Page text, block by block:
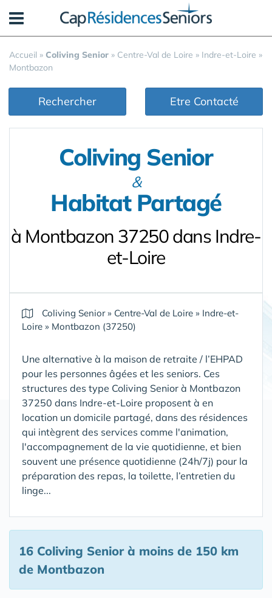
Accueil » Coliving Senior » Centre-Val de Loire » Indre-et-Loire »
Montbazon
Rechercher Etre Contacté
Coliving Senior
&
Habitat Partagé
à Montbazon 37250 dans Indre-
et-Loire
Coliving Senior» Centre-Val de Loire » Indre-et-
Loire » Montbazon (37250)
Une alternative à la maison de retraite / l’EHPAD
pour les personnes âgées et les seniors. Ces
structures des type Coliving Senior à Montbazon
37250 dans Indre-et-Loire proposent à en
location un domicile partagé, dans des résidences
qui intègrent des services comme l'animation,
l'accompagnement de la vie quotidienne, et bien
souvent une présence quotidienne (24h/7j) pour la
préparation des repas, la toilette, l’entretien du
linge...
16 Coliving Seniorà moins de 150 km
de Montbazon